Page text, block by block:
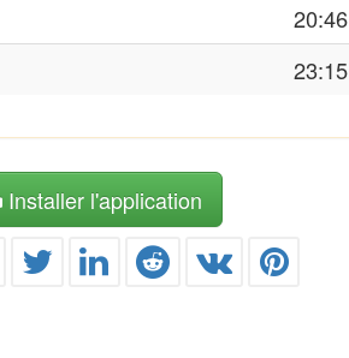
20:46
23:15
Installer l'application